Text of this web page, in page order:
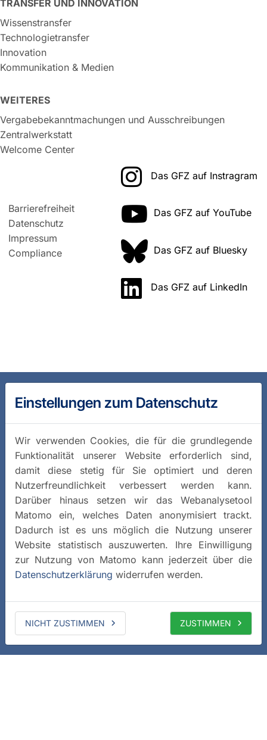
TRANSFER UND INNOVATION
Wissenstransfer
Technologietransfer
Innovation
Kommunikation & Medien
WEITERES
Vergabebekanntmachungen und Ausschreibungen
Zentralwerkstatt
Welcome Center
Barrierefreiheit
Datenschutz
Impressum
Compliance
Das GFZ auf Instragram
Das GFZ auf YouTube
Das GFZ auf Bluesky
Das GFZ auf LinkedIn
Einstellungen zum Datenschutz
Wir verwenden Cookies, die für die grundlegende
Funktionalität unserer Website erforderlich sind,
damit diese stetig für Sie optimiert und deren
Nutzerfreundlichkeit verbessert werden kann.
Darüber hinaus setzen wir das Webanalysetool
Matomo ein, welches Daten anonymisiert trackt.
Dadurch ist es uns möglich die Nutzung unserer
Website statistisch auszuwerten. Ihre Einwilligung
zur Nutzung von Matomo kann jederzeit über die
Datenschutzerklärung widerrufen werden.
NICHT ZUSTIMMEN ZUSTIMMEN